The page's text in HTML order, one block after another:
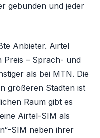
gebunden und jeder
Anbieter. Airtel
Preis – Sprach- und
als bei MTN. Die
größeren Städten ist
Raum gibt es
Airtel-SIM als
SIM neben ihrer